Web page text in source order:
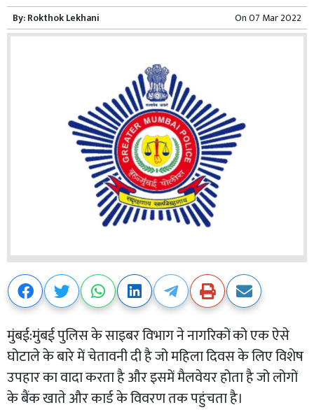
By:Rokthok Lekhani On07 Mar 2022
मुंबई:मुंबई पुलिस के साइबर विभाग ने नागरिकों को एक ऐसे
घोटाले के बारे में चेतावनी दी है जो महिला दिवस के लिए विशेष
उपहार का वादा करता है और इसमें मैलवेयर होता है जो लोगों
के बैंक खाते और कार्ड के विवरण तक पहुंचता है।